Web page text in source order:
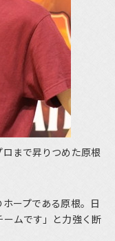
まで昇りつめた原根
ープである原根。日
ムです」と力強く断